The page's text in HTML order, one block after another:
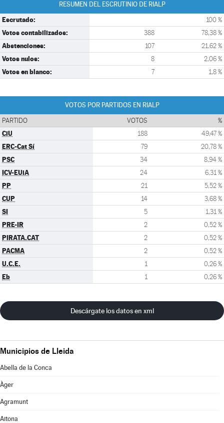
RESUMEN DEL ESCRUTINIO DE RIALP
Escrutado: 100 %
Votos contabilizados: 388 78,38 %
Abstenciones: 107 21,62 %
Votos nulos: 8 2,06 %
Votos en blanco: 7 1,8 %
VOTOS POR PARTIDOS EN RIALP
PARTIDO VOTOS %
CiU 188 49,47 %
ERC-Cat Sí 79 20,78 %
PSC 34 8,94 %
ICV-EUiA 24 6,31 %
PP 21 5,52 %
CUP 14 3,68 %
SI 5 1,31 %
PRE-IR 2 0,52 %
PIRATA.CAT 2 0,52 %
PACMA 2 0,52 %
U.C.E. 1 0,26 %
Eb 1 0,26 %
Descárgate los datos en xml
Municipios de Lleida
Abella de la Conca
Àger
Agramunt
Aitona